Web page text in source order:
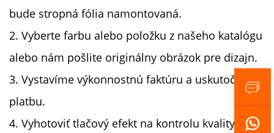
bude stropná fólia namontovaná.
2. Vyberte farbu alebo položku z našeho katalógu
alebo nám pošlite originálny obrázok pre dizajn.
3. Vystavíme výkonnostnú faktúru a uskutočníme
platbu.
4. Vyhotoviť tlačový efekt na kontrolu kvality